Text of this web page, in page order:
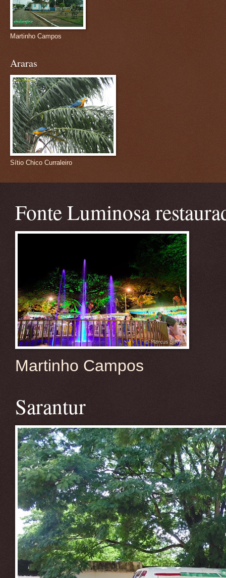
Martinho Campos
Araras
Sítio Chico Curraleiro
Fonte Luminosa
Martinho Campos
Sarantur